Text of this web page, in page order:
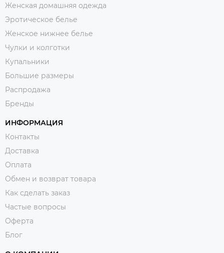
Женская домашняя одежда
Эротическое белье
Женское нижнее белье
Чулки и колготки
Купальники
Большие размеры
Распродажа
Бренды
ИНФОРМАЦИЯ
Контакты
Доставка
Оплата
Обмен и возврат товара
Как сделать заказ
Частые вопросы
Оферта
Блог